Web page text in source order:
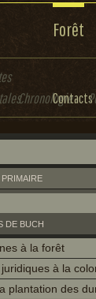
Forêt
ChronologieContacts
DE BUCH
à la forêt
à la
plantation des